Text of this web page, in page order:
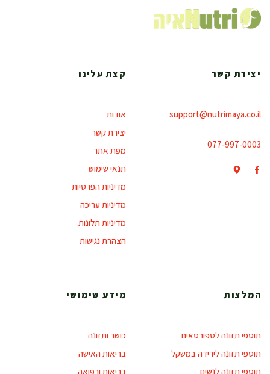
יצירת קשר
support@nutrimaya.co.il
077-997-0003
קצת עלינו
אודות
יצירת קשר
מפת אתר
תנאי שימוש
מדיניות הפרטיות
מדיניות עריכה
מדיניות תלונות
הצהרת נגישות
המלצות
תוספי תזונה לספורטאים
תוספי תזונה לירידה במשקל
תוספי תזונה לנשים
מידע שימושי
כושר ותזונה
בריאות האישה
בריאות ורפואה